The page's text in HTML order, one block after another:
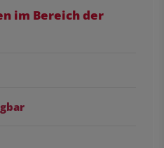
im Bereich der